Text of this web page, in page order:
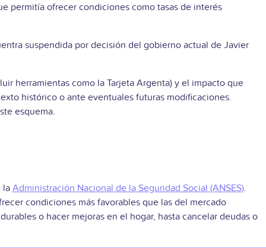
permitía ofrecer condiciones como tasas de interés
suspendida por decisión del gobierno actual de Javier
herramientas como la Tarjeta Argenta) y el impacto que
histórico o ante eventuales futuras modificaciones.
esquema.
la Administración Nacional de la Seguridad Social (ANSES).
condiciones más favorables que las del mercado
o hacer mejoras en el hogar, hasta cancelar deudas o